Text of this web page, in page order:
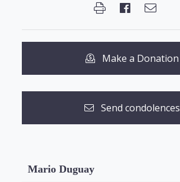
Make a Donation
Send condolences
Mario Duguay